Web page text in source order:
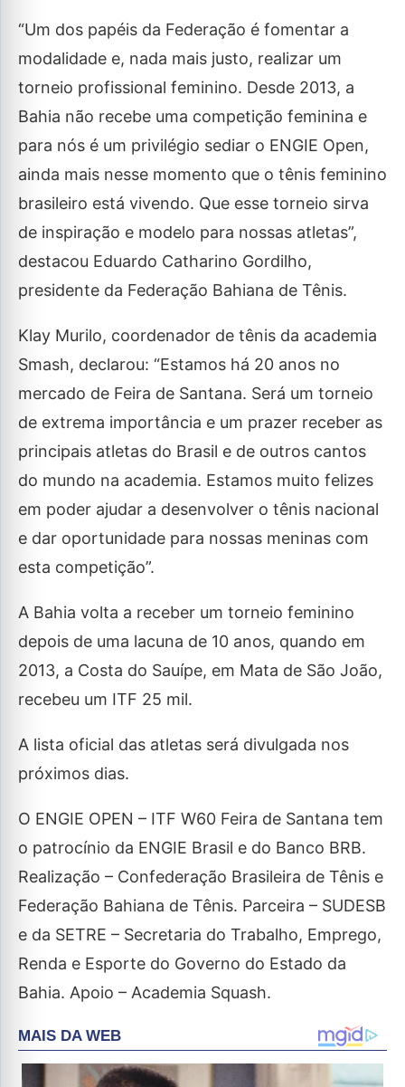
“Um dos papéis da Federação é fomentar a
modalidade e, nada mais justo, realizar um
torneio profissional feminino. Desde 2013, a
Bahia não recebe uma competição feminina e
para nós é um privilégio sediar o ENGIE Open,
ainda mais nesse momento que o tênis feminino
brasileiro está vivendo. Que esse torneio sirva
de inspiração e modelo para nossas atletas”,
destacou Eduardo Catharino Gordilho,
presidente da Federação Bahiana de Tênis.
Klay Murilo, coordenador de tênis da academia
Smash, declarou: “Estamos há 20 anos no
mercado de Feira de Santana. Será um torneio
de extrema importância e um prazer receber as
principais atletas do Brasil e de outros cantos
do mundo na academia. Estamos muito felizes
em poder ajudar a desenvolver o tênis nacional
e dar oportunidade para nossas meninas com
esta competição”.
A Bahia volta a receber um torneio feminino
depois de uma lacuna de 10 anos, quando em
2013, a Costa do Sauípe, em Mata de São João,
recebeu um ITF 25 mil.
A lista oficial das atletas será divulgada nos
próximos dias.
O ENGIE OPEN – ITF W60 Feira de Santana tem
o patrocínio da ENGIE Brasil e do Banco BRB.
Realização – Confederação Brasileira de Tênis e
Federação Bahiana de Tênis. Parceira – SUDESB
e da SETRE – Secretaria do Trabalho, Emprego,
Renda e Esporte do Governo do Estado da
Bahia. Apoio – Academia Squash.